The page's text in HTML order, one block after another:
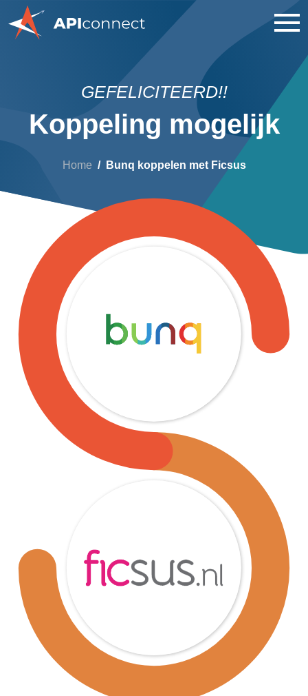
GEFELICITEERD!!
Koppeling mogelijk
Home Bunq koppelen met Ficsus